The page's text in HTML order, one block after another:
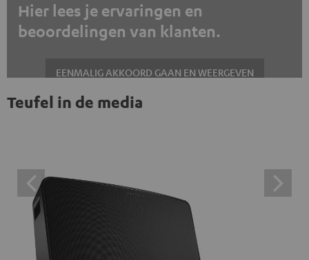
Hier lees je ervaringen en
beoordelingen van klanten.
EENMALIG AKKOORD GAAN EN WEERGEVEN
Altijd externe inhoud weergeven? Schakel dit in de gegevensinstellingen
inhoud te klikken, stem je ermee in dat je de externe
inhoud te zien krijgt. Dit betekent dat persoonlijke
gegevens kunnen worden doorgegeven aan platforms
van derden. Meer informatie hierover vind je in ons
privacybeleid.
Teufel in de media